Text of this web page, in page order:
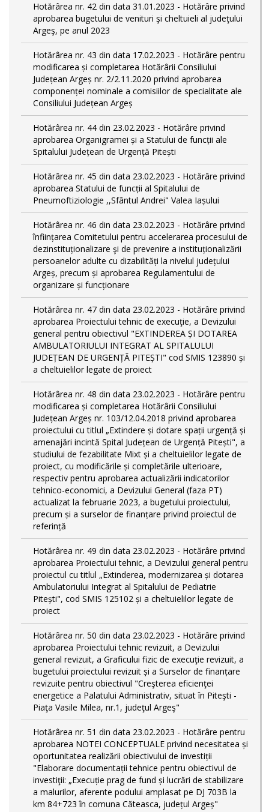
Hotărârea nr. 42 din data 31.01.2023 - Hotărâre privind
aprobarea bugetului de venituri şi cheltuieli al judeţului
Argeş, pe anul 2023
Hotărârea nr. 43 din data 17.02.2023 - Hotărâre pentru
modificarea și completarea Hotărârii Consiliului
Județean Argeș nr. 2/2.11.2020 privind aprobarea
componenței nominale a comisiilor de specialitate ale
Consiliului Județean Argeș
Hotărârea nr. 44 din 23.02.2023 - Hotărâre privind
aprobarea Organigramei și a Statului de funcții ale
Spitalului Județean de Urgență Pitești
Hotărârea nr. 45 din data 23.02.2023 - Hotărâre privind
aprobarea Statului de funcții al Spitalului de
Pneumoftiziologie ,,Sfântul Andrei" Valea Iașului
Hotărârea nr. 46 din data 23.02.2023 - Hotărâre privind
înființarea Comitetului pentru accelerarea procesului de
dezinstituționalizare şi de prevenire a instituționalizării
persoanelor adulte cu dizabilități la nivelul județului
Argeș, precum și aprobarea Regulamentului de
organizare și funcționare
Hotărârea nr. 47 din data 23.02.2023 - Hotărâre privind
aprobarea Proiectului tehnic de execuţie, a Devizului
general pentru obiectivul "EXTINDEREA ȘI DOTAREA
AMBULATORIULUI INTEGRAT AL SPITALULUI
JUDEȚEAN DE URGENȚĂ PITEȘTI" cod SMIS 123890 și
a cheltuielilor legate de proiect
Hotărârea nr. 48 din data 23.02.2023 - Hotărâre pentru
modificarea și completarea Hotărârii Consiliului
Județean Argeș nr. 103/12.04.2018 privind aprobarea
proiectului cu titlul „Extindere și dotare spații urgență și
amenajări incintă Spital Județean de Urgență Pitești", a
studiului de fezabilitate Mixt și a cheltuielilor legate de
proiect, cu modificările și completările ulterioare,
respectiv pentru aprobarea actualizării indicatorilor
tehnico-economici, a Devizului General (faza PT)
actualizat la februarie 2023, a bugetului proiectului,
precum și a surselor de finanțare privind proiectul de
referință
Hotărârea nr. 49 din data 23.02.2023 - Hotărâre privind
aprobarea Proiectului tehnic, a Devizului general pentru
proiectul cu titlul „Extinderea, modernizarea și dotarea
Ambulatoriului Integrat al Spitalului de Pediatrie
Pitești", cod SMIS 125102 și a cheltuielilor legate de
proiect
Hotărârea nr. 50 din data 23.02.2023 - Hotărâre privind
aprobarea Proiectului tehnic revizuit, a Devizului
general revizuit, a Graficului fizic de execuţie revizuit, a
bugetului proiectului revizuit și a Surselor de finanțare
revizuite pentru obiectivul "Creşterea eficienţei
energetice a Palatului Administrativ, situat în Piteşti -
Piaţa Vasile Milea, nr.1, judeţul Argeş"
Hotărârea nr. 51 din data 23.02.2023 - Hotărâre pentru
aprobarea NOTEI CONCEPTUALE privind necesitatea și
oportunitatea realizării obiectivului de investiții
"Elaborare documentații tehnice pentru obiectivul de
investiţii: „Execuție prag de fund și lucrări de stabilizare
a malurilor, aferente podului amplasat pe DJ 703B la
km 84+723 în comuna Căteasca, județul Argeș"